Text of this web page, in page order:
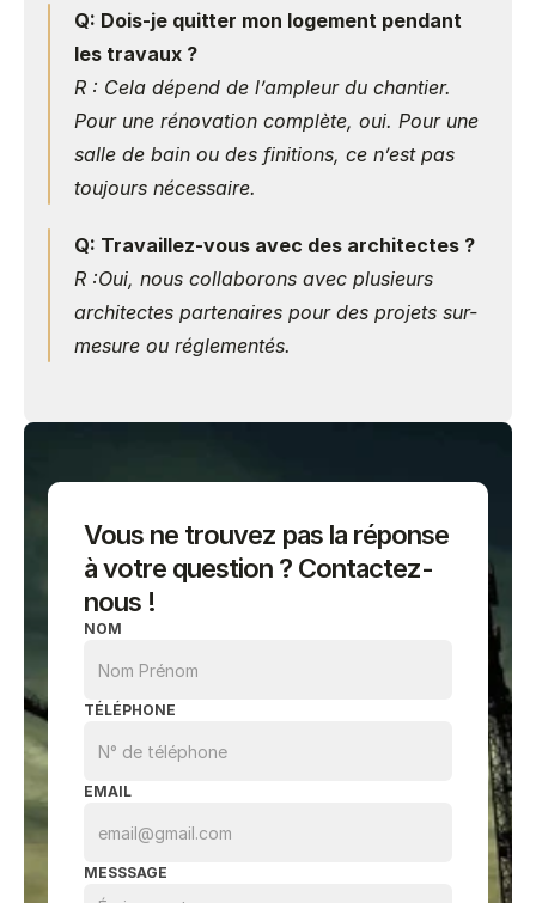
Q: Dois-je quitter mon logement pendant
les travaux ?
R : Cela dépend de l’ampleur du chantier.
Pour une rénovation complète, oui. Pour une
salle de bain ou des finitions, ce n’est pas
toujours nécessaire.
Q: Travaillez-vous avec des architectes ?
R :Oui, nous collaborons avec plusieurs
architectes partenaires pour des projets sur-
mesure ou réglementés.
Vous ne trouvez pas la réponse
à votre question ? Contactez-
nous !
NOM
TÉLÉPHONE
EMAIL
MESSSAGE